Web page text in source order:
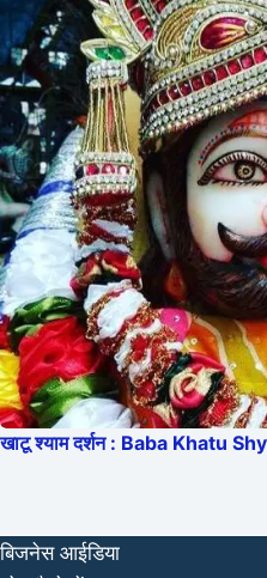
खाटू श्याम दर्शन : Baba Khatu
बिजनेस आईडिया